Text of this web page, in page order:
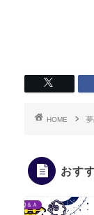
HOME 夢
おす
夢占いＱ＆Ａ